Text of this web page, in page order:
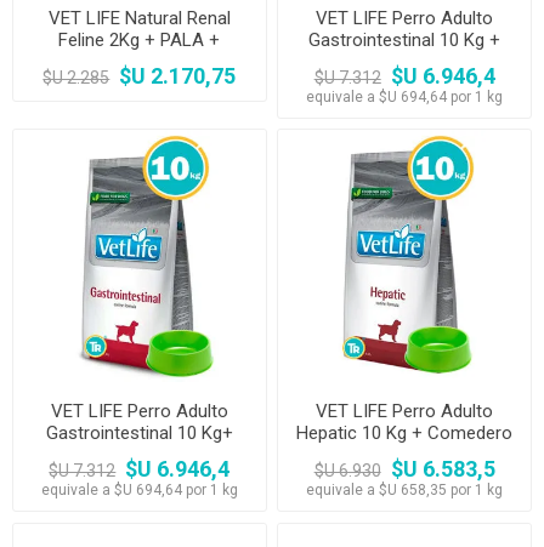
VET LIFE Natural Renal
Feline 2Kg + PALA +
COMEDERO
$U 2.285 $U 2.170,75
VET LIFE Perro Adulto
Gastrointestinal 10 Kg +
Comedero
$U 7.312 $U 6.946,4
equivale a $U 694,64 por 1 kg
VET LIFE Perro Adulto
Gastrointestinal 10 Kg+
Comedero
$U 7.312 $U 6.946,4
equivale a $U 694,64 por 1 kg
VET LIFE Perro Adulto
Hepatic 10 Kg + Comedero
$U 6.930 $U 6.583,5
equivale a $U 658,35 por 1 kg